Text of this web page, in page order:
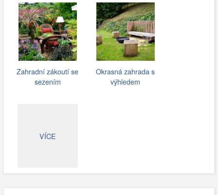
Zahradní zákoutí se
sezením
Okrasná zahrada s
výhledem
VÍCE